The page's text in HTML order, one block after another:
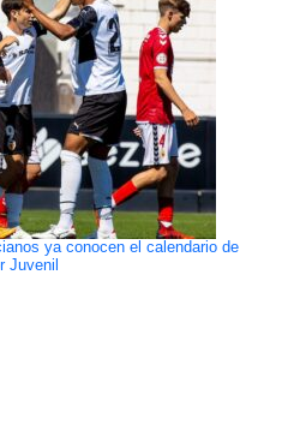
ya conocen el calendario de
Juvenil